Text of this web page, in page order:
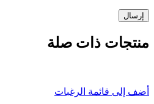
منتجات ذات صلة
أضف إلى قائمة الرغبات